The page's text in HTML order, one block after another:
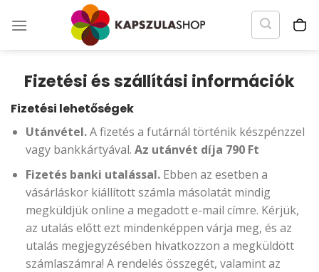
Fizetési és szállítási információk
Fizetési lehetőségek
Utánvétel.A fizetés a futárnál történik készpénzzel
vagy bankkártyával. Az utánvét díja 790 Ft
Fizetés banki utalással.Ebben az esetben a
vásárláskor kiállított számla másolatát mindig
megküldjük online a megadott e-mail címre. Kérjük,
az utalás előtt ezt mindenképpen várja meg, és az
utalás megjegyzésében hivatkozzon a megküldött
számlaszámra! A rendelés összegét, valamint az